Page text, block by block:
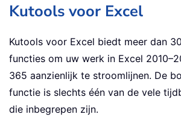
Kutools voor Excel
Kutools voor Excel biedt meer dan
functies om uw werk in Excel
365 aanzienlijk te stroomlijnen. De
functie is slechts één van de vele
die inbegrepen zijn.